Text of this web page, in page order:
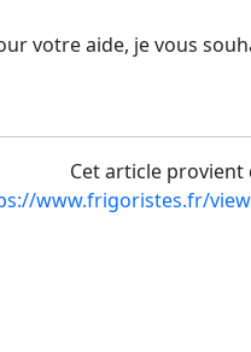
votre aide, je vous
Cet article provient
www.frigoristes.fr/